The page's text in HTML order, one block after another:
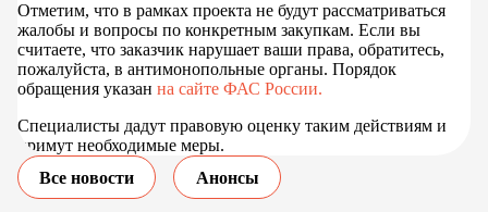
Отметим, что в рамках проекта не будут рассматриваться
жалобы и вопросы по конкретным закупкам. Если вы
считаете, что заказчик нарушает ваши права, обратитесь,
пожалуйста, в антимонопольные органы. Порядок
обращения указан на сайте ФАС России.
Специалисты дадут правовую оценку таким действиям и
примут необходимые меры.
Все новости
Анонсы